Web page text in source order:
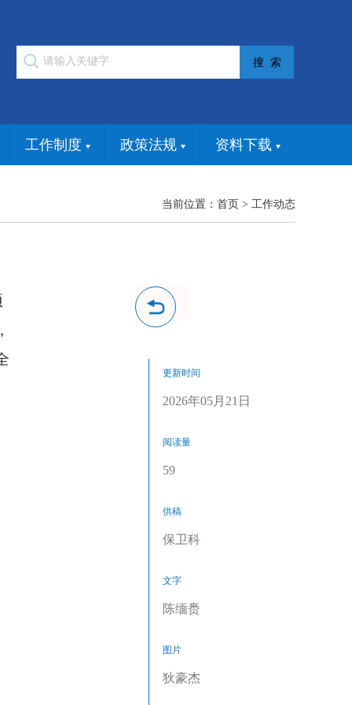
工作制度 政策法规 资料下载
当前位置： 首页 > 工作动态
更新时间
2026年05月21日
阅读量
59
供稿
保卫科
文字
陈缅赉
图片
狄豪杰